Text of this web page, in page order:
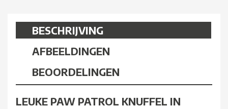
BESCHRIJVING
AFBEELDINGEN
BEOORDELINGEN
LEUKE PAW PATROL KNUFFEL IN